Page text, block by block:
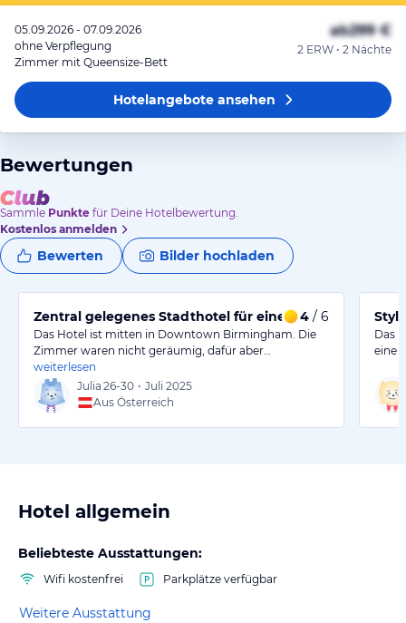
05.09.2026 - 07.09.2026
ohne Verpflegung
Zimmer mit Queensize-Bett
ab299 €
2 ERW • 2 Nächte
Hotelangeboteansehen
Bewertungen
Sammle Punkte für Deine Hotelbewertung.
Kostenlos anmelden
Bewerten Bilder hochladen
Zentral gelegenes Stadthotel für einen Kurztrip!
4 / 6
Das Hotel ist mitten in Downtown Birmingham. Die
Zimmer waren nicht geräumig, dafür aber…
weiterlesen
Julia 26-30 • Juli 2025
Aus Österreich
Das
eine
Hotel allgemein
Beliebteste Ausstattungen:
Wifi kostenfrei Parkplätze verfügbar
Weitere Ausstattung